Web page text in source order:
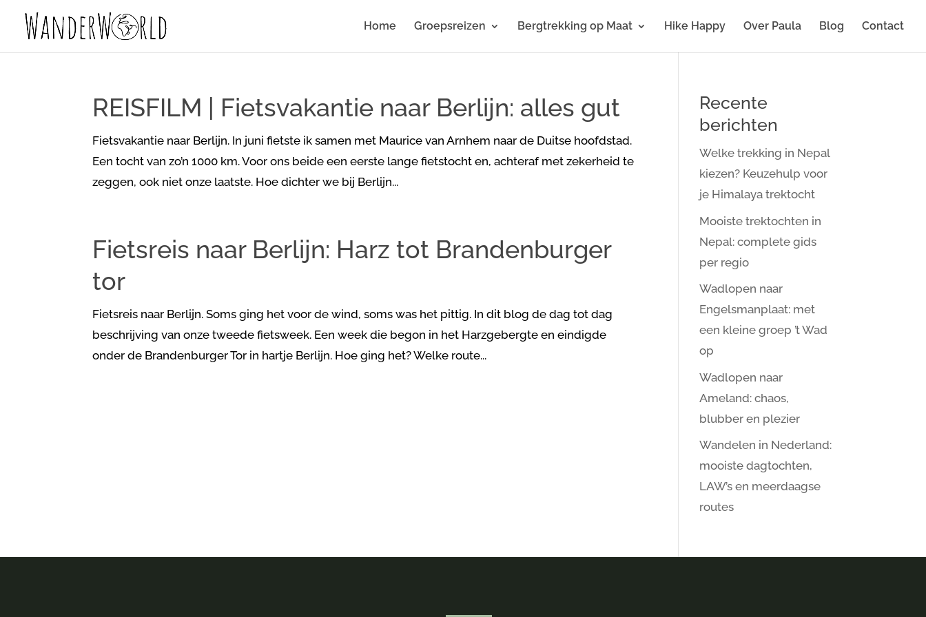
Home Groepsreizen Bergtrekking op Maat Hike Happy Over Paula Blog Contact
REISFILM | Fietsvakantie naar Berlijn: alles gut
Fietsvakantie naar Berlijn. In juni fietste ik samen met Maurice van Arnhem naar de Duitse hoofdstad.
Een tocht van zo’n 1000 km. Voor ons beide een eerste lange fietstocht en, achteraf met zekerheid te
zeggen, ook niet onze laatste. Hoe dichter we bij Berlijn...
Fietsreis naar Berlijn: Harz tot Brandenburger
tor
Fietsreis naar Berlijn. Soms ging het voor de wind, soms was het pittig. In dit blog de dag tot dag
beschrijving van onze tweede fietsweek. Een week die begon in het Harzgebergte en eindigde
onder de Brandenburger Tor in hartje Berlijn. Hoe ging het? Welke route...
Recente
berichten
Welke trekking in Nepal
kiezen? Keuzehulp voor
je Himalaya trektocht
Mooiste trektochten in
Nepal: complete gids
per regio
Wadlopen naar
Engelsmanplaat: met
een kleine groep ’t Wad
op
Wadlopen naar
Ameland: chaos,
blubber en plezier
Wandelen in Nederland:
mooiste dagtochten,
LAW’s en meerdaagse
routes